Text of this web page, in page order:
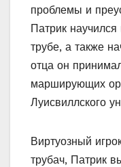
проблемы и
Патрик
трубе, а также
отца он
марширующих
Луисвиллского
Виртуозный
трубач, Патрик